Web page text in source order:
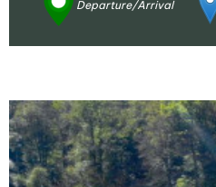
Departure/Arrival
Enlarge -